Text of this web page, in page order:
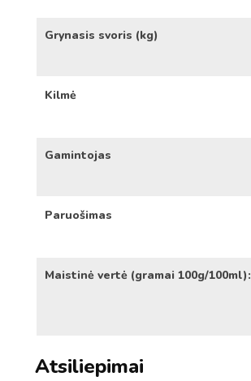
Grynasis svoris (kg)
Kilmė
Gamintojas
Paruošimas
Maistinė vertė (gramai 100g/100ml):
Atsiliepimai